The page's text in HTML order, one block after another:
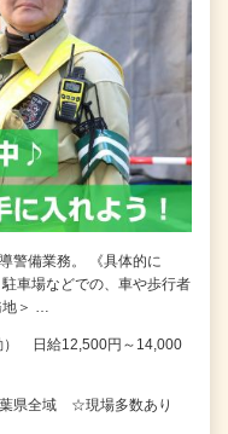
警備業務。 《具体的に
車場などでの、車や歩行者
地＞ …
） 日給12,500円～14,000
葉県全域 ☆現場多数あり